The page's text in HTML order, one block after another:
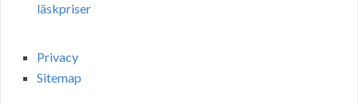
läskpriser
Privacy
Sitemap